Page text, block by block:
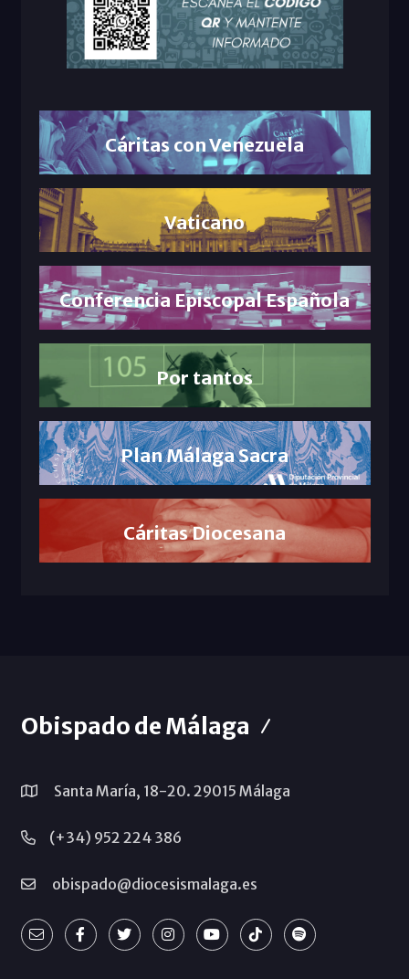
Cáritas con Venezuela
Vaticano
Conferencia Episcopal Española
Por tantos
Plan Málaga Sacra
Cáritas Diocesana
Obispado de Málaga
Santa María, 18-20. 29015 Málaga
(+34) 952 224 386
obispado@diocesismalaga.es